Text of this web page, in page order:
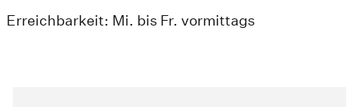
Erreichbarkeit: Mi. bis Fr. vormittags